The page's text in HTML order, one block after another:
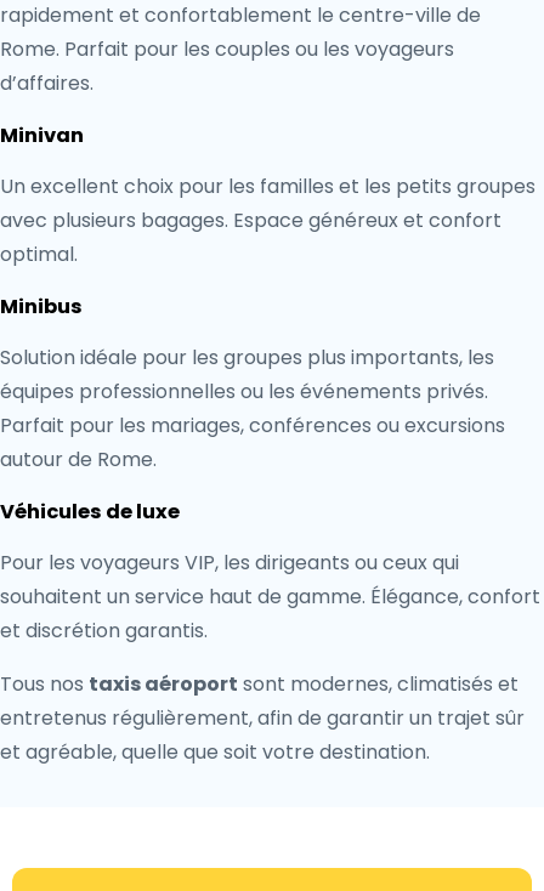
rapidement et confortablement le centre-ville de
Rome. Parfait pour les couples ou les voyageurs
d’affaires.
Minivan
Un excellent choix pour les familles et les petits groupes
avec plusieurs bagages. Espace généreux et confort
optimal.
Minibus
Solution idéale pour les groupes plus importants, les
équipes professionnelles ou les événements privés.
Parfait pour les mariages, conférences ou excursions
autour de Rome.
Véhicules de luxe
Pour les voyageurs VIP, les dirigeants ou ceux qui
souhaitent un service haut de gamme. Élégance, confort
et discrétion garantis.
Tous nos taxis aéroport sont modernes, climatisés et
entretenus régulièrement, afin de garantir un trajet sûr
et agréable, quelle que soit votre destination.